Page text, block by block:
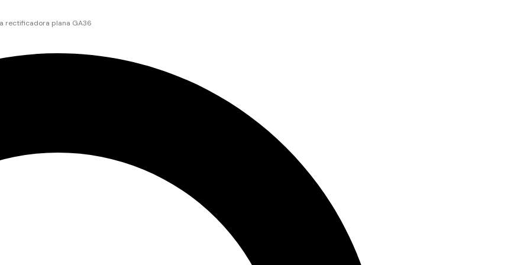
rectificadora plana GA36